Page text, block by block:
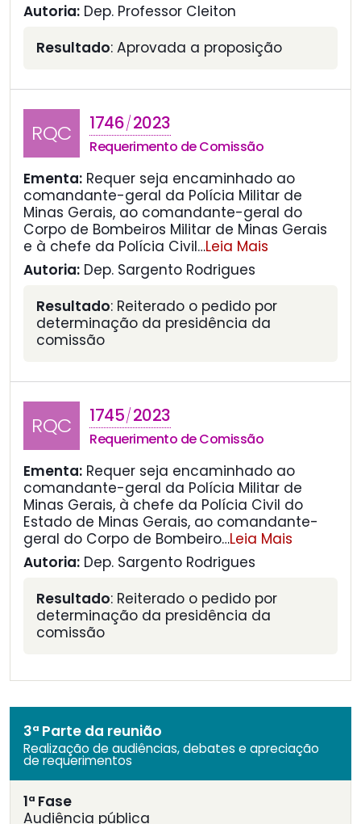
Autoria: Dep. Professor Cleiton
Resultado: Aprovada a proposição
RQC 1746/2023
Requerimento de Comissão
Ementa: Requer seja encaminhado ao
comandante-geral da Polícia Militar de
Minas Gerais, ao comandante-geral do
Corpo de Bombeiros Militar de Minas Gerais
e à chefe da Polícia Civil…Leia Mais
Autoria: Dep. Sargento Rodrigues
Resultado: Reiterado o pedido por
determinação da presidência da
comissão
RQC 1745/2023
Requerimento de Comissão
Ementa: Requer seja encaminhado ao
comandante-geral da Polícia Militar de
Minas Gerais, à chefe da Polícia Civil do
Estado de Minas Gerais, ao comandante-
geral do Corpo de Bombeiro…Leia Mais
Autoria: Dep. Sargento Rodrigues
Resultado: Reiterado o pedido por
determinação da presidência da
comissão
3ª Parte da reunião
Realização de audiências, debates e apreciação
de requerimentos
1ª Fase
Audiência pública